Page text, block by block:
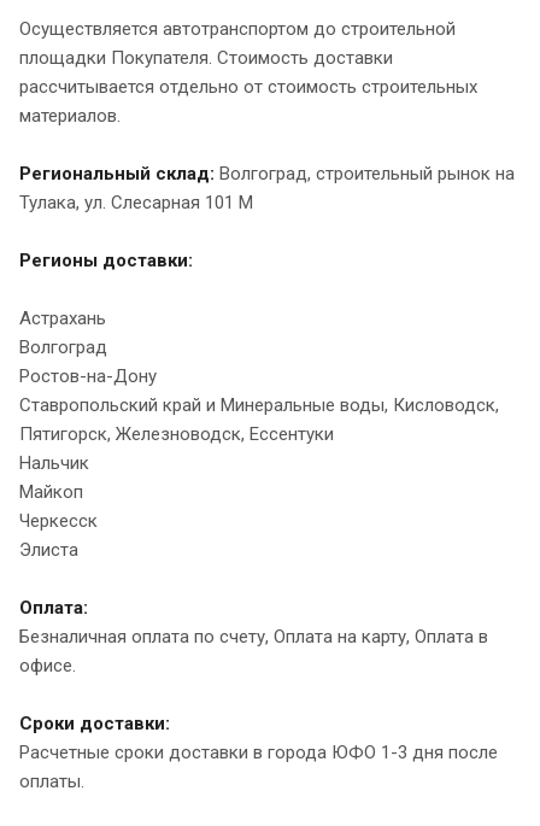
Осуществляется автотранспортом до строительной
площадки Покупателя. Стоимость доставки
рассчитывается отдельно от стоимость строительных
материалов.
Региональный склад: Волгоград, строительный рынок на
Тулака, ул. Слесарная 101 М
Регионы доставки:
Астрахань
Волгоград
Ростов-на-Дону
Ставропольский край и Минеральные воды, Кисловодск,
Пятигорск, Железноводск, Ессентуки
Нальчик
Майкоп
Черкесск
Элиста
Оплата:
Безналичная оплата по счету, Оплата на карту, Оплата в
офисе.
Сроки доставки:
Расчетные сроки доставки в города ЮФО 1-3 дня после
оплаты.